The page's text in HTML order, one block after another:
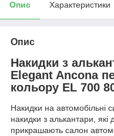
Опис Характеристики
Опис
Накидки з
Elegant Ancona
кольору EL 700
Накидки на автомобільні
накидки з алькантари,
прикрашають салон